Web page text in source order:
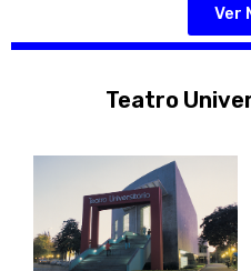
Ver
Teatro